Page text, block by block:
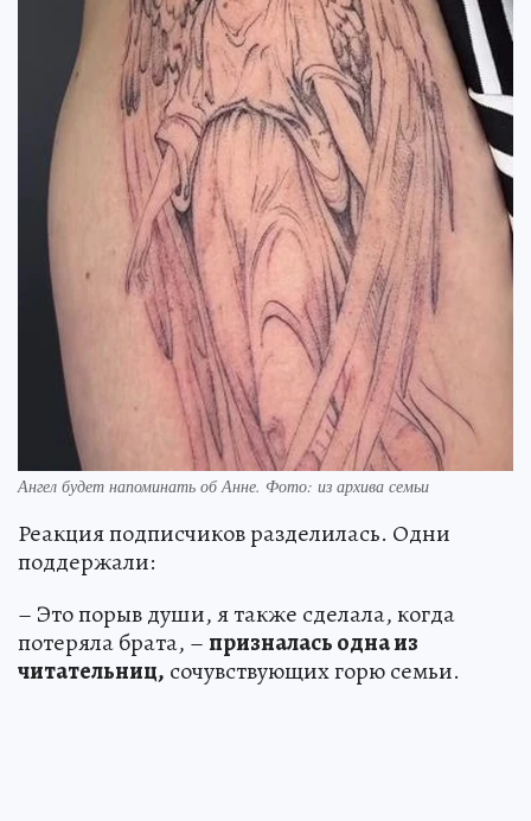
Ангел будет напоминать об Анне. Фото: из архива семьи
Реакция подписчиков разделилась. Одни
поддержали:
– Это порыв души, я также сделала, когда
потеряла брата, –призналась одна из
читательниц, сочувствующих горю семьи.